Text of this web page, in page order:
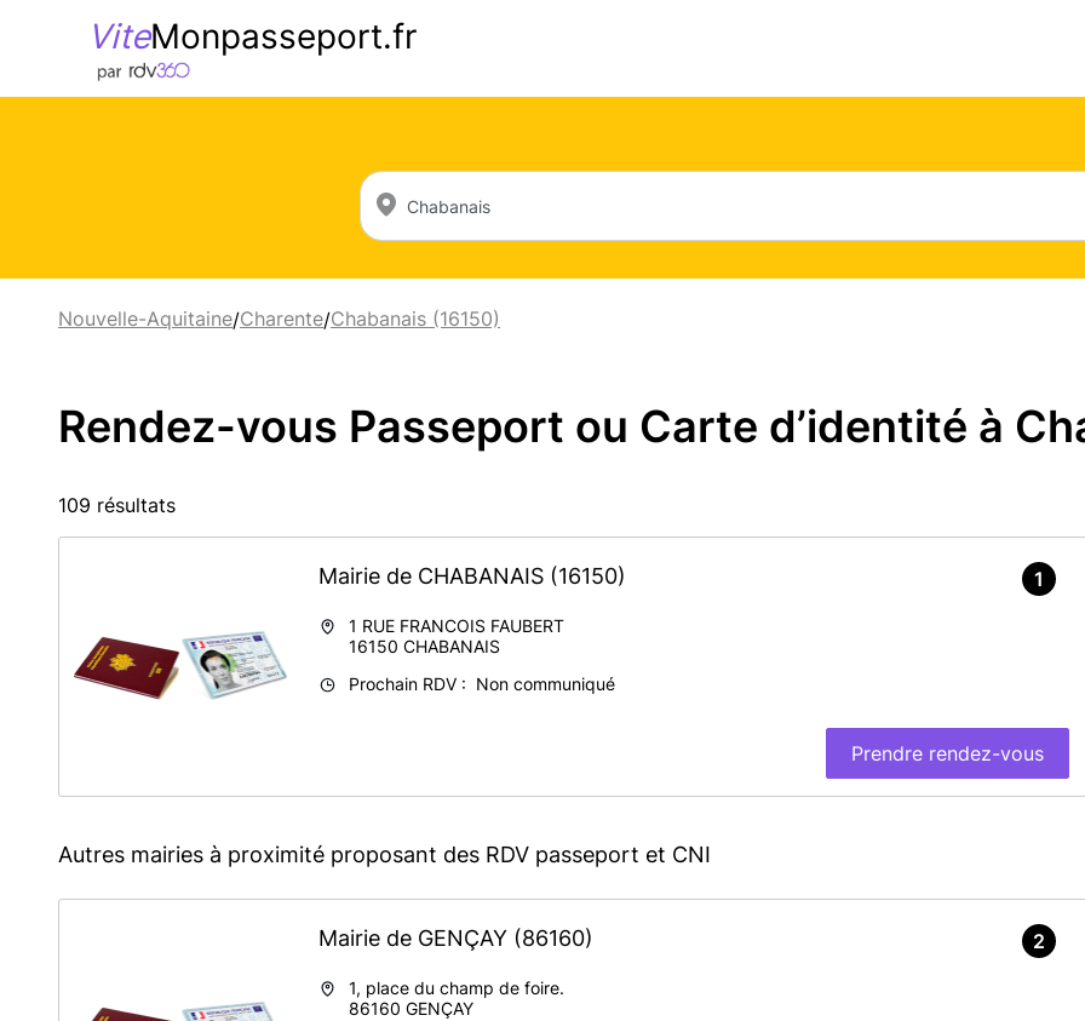
ViteMonpasseport.fr
Nouvelle-Aquitaine/Charente/Chabanais (16150)
Rendez-vous Passeport ou Carte d’identité à
109 résultats
Mairie de CHABANAIS (16150)
1 RUE FRANCOIS FAUBERT
16150 CHABANAIS
Prochain RDV : Non communiqué
Prendre rendez-vous
1
Autres mairies à proximité proposant des RDV passeport et CNI
Mairie de GENÇAY (86160)
1, place du champ de foire.
86160 GENÇAY
2